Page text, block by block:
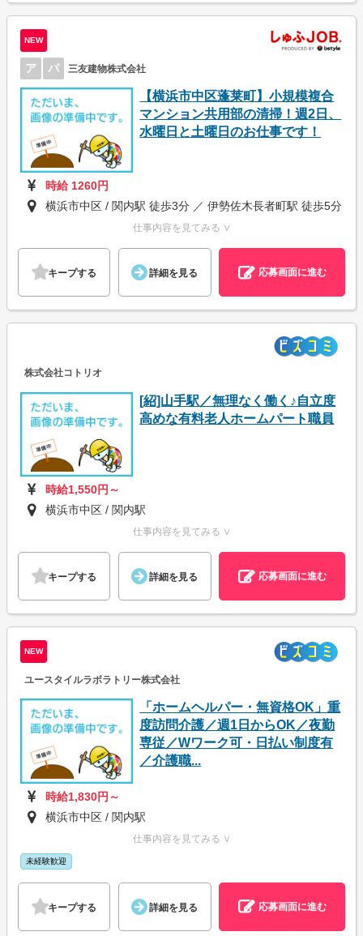
NEW
ア パ 三友建物株式会社
【横浜市中区蓬莱町】小規模複合
マンション共用部の清掃！週2日、
水曜日と土曜日のお仕事です！
時給 1260円
横浜市中区 / 関内駅 徒歩3分 ／ 伊勢佐木長者町駅 徒歩5分
仕事内容を見てみる ∨
キープする 詳細を見る 応募画面に進む
株式会社コトリオ
[紹]山手駅／無理なく働く♪自立度
高めな有料老人ホームパート職員
時給1,550円～
横浜市中区 / 関内駅
仕事内容を見てみる ∨
キープする 詳細を見る 応募画面に進む
NEW
ユースタイルラボラトリー株式会社
「ホームヘルパー・無資格OK」重
度訪問介護／週1日からOK／夜勤
専従／Wワーク可・日払い制度有
／介護職...
時給1,830円～
横浜市中区 / 関内駅
仕事内容を見てみる ∨
未経験歓迎
キープする 詳細を見る 応募画面に進む